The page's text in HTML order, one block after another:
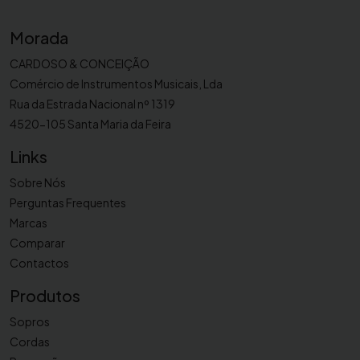
0
8
G
L
G
e
e
n
L
n
1
/
6
Morada
CARDOSO & CONCEIÇÃO
Comércio de Instrumentos Musicais, Lda
Rua da Estrada Nacional nº 1319
4520-105 Santa Maria da Feira
Links
Sobre Nós
Perguntas Frequentes
Marcas
Comparar
Contactos
Produtos
Sopros
Cordas